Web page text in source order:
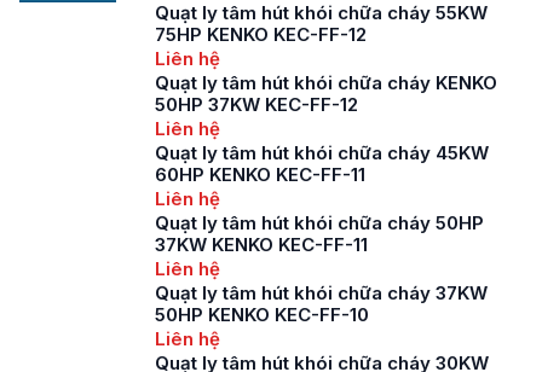
Quạt ly tâm hút khói chữa cháy 55KW
75HP KENKO KEC-FF-12
Liên hệ
Quạt ly tâm hút khói chữa cháy KENKO
50HP 37KW KEC-FF-12
Liên hệ
Quạt ly tâm hút khói chữa cháy 45KW
60HP KENKO KEC-FF-11
Liên hệ
Quạt ly tâm hút khói chữa cháy 50HP
37KW KENKO KEC-FF-11
Liên hệ
Quạt ly tâm hút khói chữa cháy 37KW
50HP KENKO KEC-FF-10
Liên hệ
Quạt ly tâm hút khói chữa cháy 30KW